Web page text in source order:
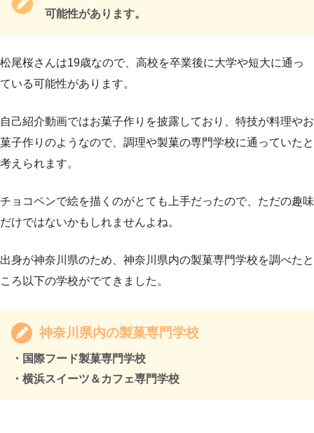
可能性があります。
松尾桜さんは19歳なので、高校を卒業後に大学や短大に通っ
ている可能性があります。
自己紹介動画ではお菓子作りを披露しており、特技が料理やお
菓子作りのようなので、調理や製菓の専門学校に通っていたと
考えられます。
チョコペンで絵を描くのがとても上手だったので、ただの趣味
だけではないかもしれませんよね。
出身が神奈川県のため、神奈川県内の製菓専門学校を調べたと
ころ以下の学校がでてきました。
神奈川県内の製菓専門学校
・国際フード製菓専門学校
・横浜スイーツ＆カフェ専門学校